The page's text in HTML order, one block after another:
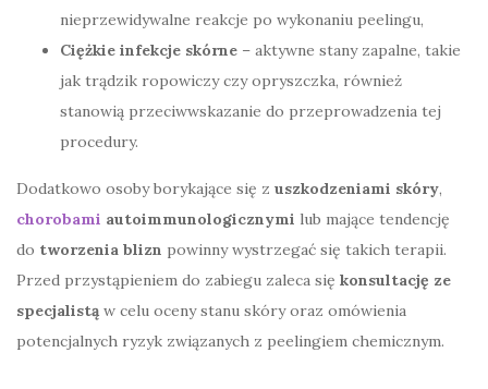
nieprzewidywalne reakcje po wykonaniu peelingu,
Ciężkie infekcje skórne – aktywne stany zapalne, takie
jak trądzik ropowiczy czy opryszczka, również
stanowią przeciwwskazanie do przeprowadzenia tej
procedury.
Dodatkowo osoby borykające się z uszkodzeniami skóry,
chorobami autoimmunologicznymi lub mające tendencję
do tworzenia blizn powinny wystrzegać się takich terapii.
Przed przystąpieniem do zabiegu zaleca się konsultację ze
specjalistą w celu oceny stanu skóry oraz omówienia
potencjalnych ryzyk związanych z peelingiem chemicznym.